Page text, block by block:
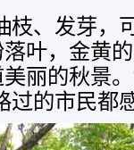
枝、发芽，
叶，金黄
丽的秋景
过的市民都